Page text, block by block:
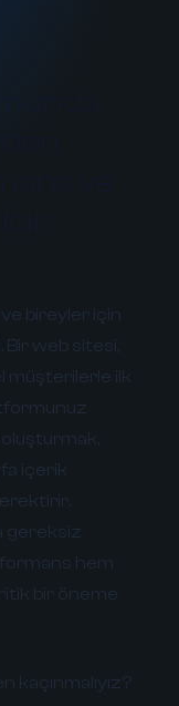
bireyler için
Bir web sitesi,
müşterilerle ilk
oluşturmak,
içerik
gereksiz
hem
bir öneme
kaçınmalıyız?